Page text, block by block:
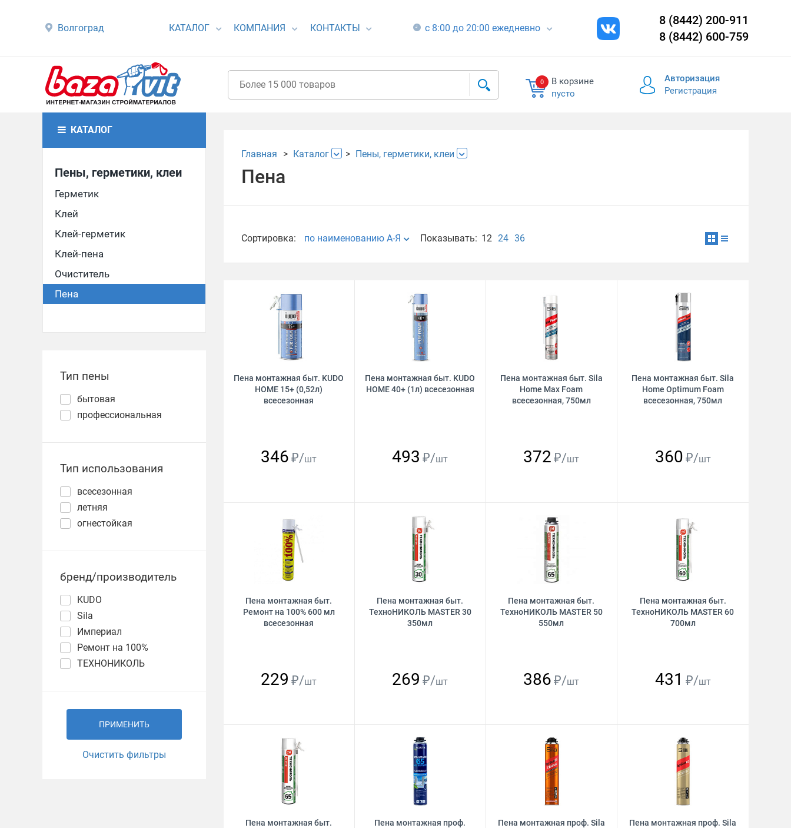
Волгоград КАТАЛОГ КОМПАНИЯ КОНТАКТЫ с 8:00 до 20:00 ежедневно
8 (8442) 200-911
8 (8442) 600-759
0
В корзине
пусто
Авторизация
Регистрация
КАТАЛОГ
Пены, герметики, клеи
Герметик
Клей
Клей-герметик
Клей-пена
Очиститель
Пена
Тип пены
бытовая
профессиональная
Тип использования
всесезонная
летняя
огнестойкая
бренд/производитель
KUDO
Sila
Империал
Ремонт на 100%
ТЕХНОНИКОЛЬ
ПРИМЕНИТЬ
Очистить фильтры
Главная Каталог Пены, герметики, клеи
Пена
Сортировка: по наименованию А-Я Показывать: 12 24 36
Пена монтажная быт. KUDO
HOME 15+ (0,52л)
всесезонная
346 ₽/шт
Пена монтажная быт. KUDO
HOME 40+ (1л) всесезонная
493 ₽/шт
Пена монтажная быт. Sila
Home Max Foam
всесезонная, 750мл
372 ₽/шт
Пена монтажная быт. Sila
Home Optimum Foam
всесезонная, 750мл
360 ₽/шт
Пена монтажная быт.
Ремонт на 100% 600 мл
всесезонная
229 ₽/шт
Пена монтажная быт.
ТехноНИКОЛЬ MASTER 30
350мл
269 ₽/шт
Пена монтажная быт.
ТехноНИКОЛЬ MASTER 50
550мл
386 ₽/шт
Пена монтажная быт.
ТехноНИКОЛЬ MASTER 60
700мл
431 ₽/шт
Пена монтажная быт.
Пена монтажная проф.
Пена монтажная проф. Sila
Пена монтажная проф. Sila